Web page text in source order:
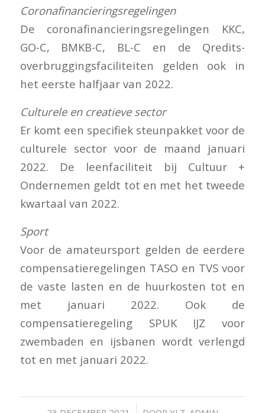
Coronafinancieringsregelingen
De coronafinancieringsregelingen KKC,
GO-C, BMKB-C, BL-C en de Qredits-
overbruggingsfaciliteiten gelden ook in
het eerste halfjaar van 2022.
Culturele en creatieve sector
Er komt een specifiek steunpakket voor de
culturele sector voor de maand januari
2022. De leenfaciliteit bij Cultuur +
Ondernemen geldt tot en met het tweede
kwartaal van 2022.
Sport
Voor de amateursport gelden de eerdere
compensatieregelingen TASO en TVS voor
de vaste lasten en de huurkosten tot en
met januari 2022. Ook de
compensatieregeling SPUK IJZ voor
zwembaden en ijsbanen wordt verlengd
tot en met januari 2022.